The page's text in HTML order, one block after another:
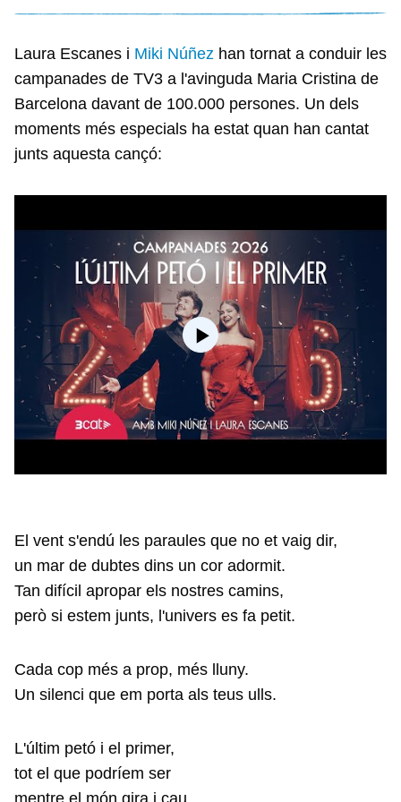
Laura Escanes i Miki Núñez han tornat a conduir les
campanades de TV3 a l'avinguda Maria Cristina de
Barcelona davant de 100.000 persones. Un dels
moments més especials ha estat quan han cantat
junts aquesta cançó:
El vent s'endú les paraules que no et vaig dir,
un mar de dubtes dins un cor adormit.
Tan difícil apropar els nostres camins,
però si estem junts, l'univers es fa petit.
Cada cop més a prop, més lluny.
Un silenci que em porta als teus ulls.
L'últim petó i el primer,
tot el que podríem ser
mentre el món gira i cau,